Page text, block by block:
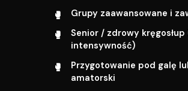
Grupy zaawansowane i
Senior / zdrowy kręgosłup
intensywność)
Przygotowanie pod galę
amatorski